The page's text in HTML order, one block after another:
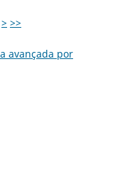
> >>
avançada por